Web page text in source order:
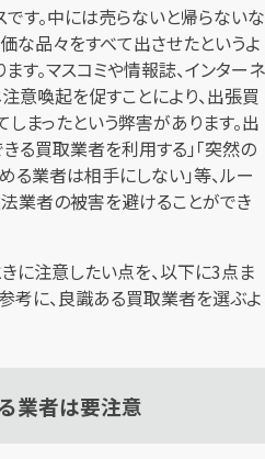
です。中には売らないと帰らないな
な品々をすべて出させたというよ
す。マスコミや情報誌、インターネ
意喚起を促すことにより、出張買
まったという弊害があります。出
る買取業者を利用する」「突然の
業者は相手にしない」等、ルー
業者の被害を避けることができ
に注意したい点を、以下に3点ま
考に、良識ある買取業者を選ぶよ
業者は要注意